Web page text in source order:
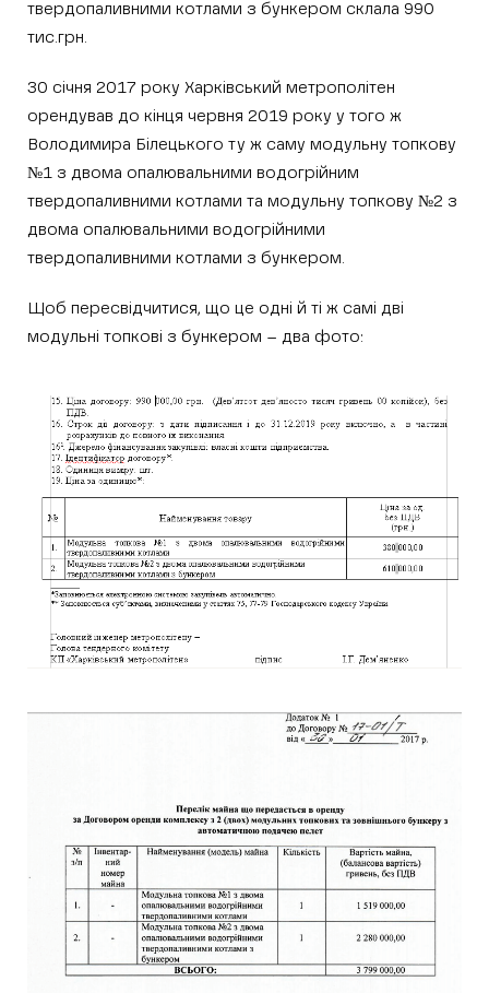
твердопаливними котлами з бункером склала 990
тис.грн.
30 січня 2017 року Харківський метрополітен
орендував до кінця червня 2019 року у того ж
Володимира Білецького ту ж саму модульну топкову
№1 з двома опалювальними водогрійним
твердопаливними котлами та модульну топкову №2 з
двома опалювальними водогрійними
твердопаливними котлами з бункером.
Щоб пересвідчитися, що це одні й ті ж самі дві
модульні топкові з бункером – два фото: